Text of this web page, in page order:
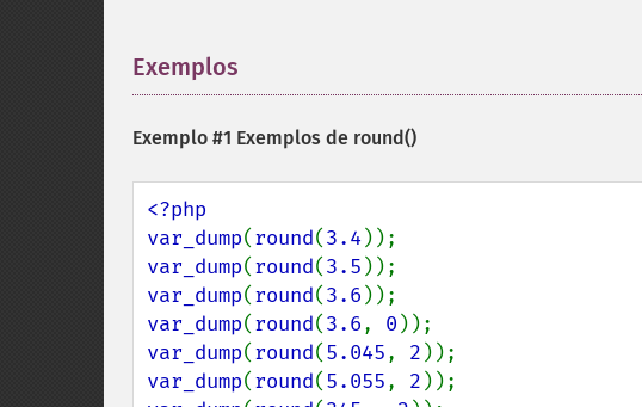
Exemplos
Exemplo #1 Exemplos de round()
<?php
var_dump(round(3.4
var_dump(round(3.5
var_dump(round(3.6
var_dump(round(3.6, 0
var_dump(round(5.045, 2
var_dump(round(5.055, 2